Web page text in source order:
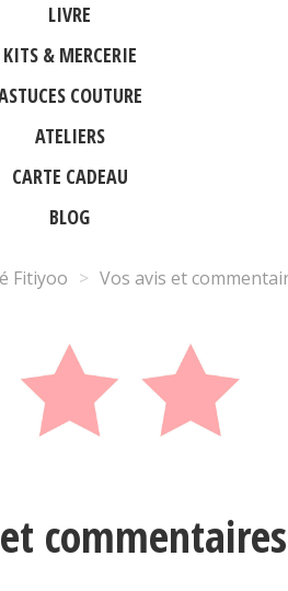
LIVRE
KITS & MERCERIE
COUTURE
ATELIERS
CARTE CADEAU
BLOG
Fitiyoo > Vos avis et
commentaires